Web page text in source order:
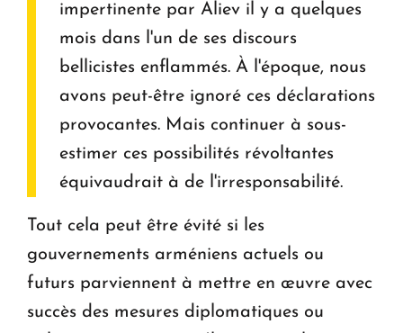
impertinente par Aliev il y a quelques
mois dans l'un de ses discours
bellicistes enflammés. À l'époque, nous
avons peut-être ignoré ces déclarations
provocantes. Mais continuer à sous-
estimer ces possibilités révoltantes
équivaudrait à de l'irresponsabilité.
Tout cela peut être évité si les
gouvernements arméniens actuels ou
futurs parviennent à mettre en œuvre avec
succès des mesures diplomatiques ou